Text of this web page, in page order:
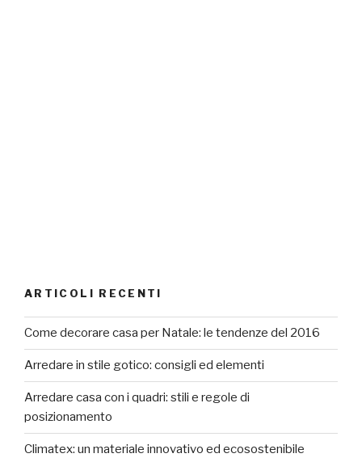
ARTICOLI RECENTI
Come decorare casa per Natale: le tendenze del 2016
Arredare in stile gotico: consigli ed elementi
Arredare casa con i quadri: stili e regole di
posizionamento
Climatex: un materiale innovativo ed ecosostenibile